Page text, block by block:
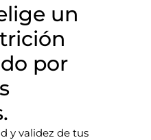
un
por
y validez de tus